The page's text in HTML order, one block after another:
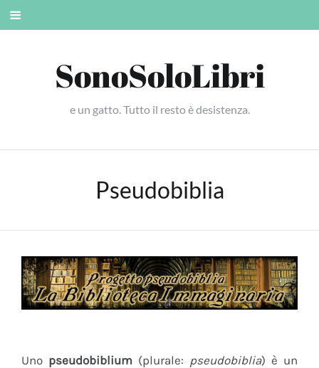
Skip
SonoSoloLibri
e un gatto. Tutto il resto è desistenza.
Pseudobiblia
Uno pseudobiblium (plurale: pseudobiblia) è un